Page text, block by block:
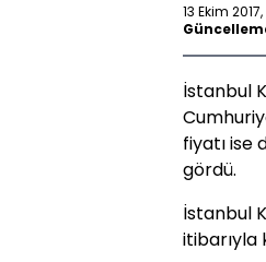
13 Ekim
İstanbul
fiyatı ise
gördü.
İstanbul
itibarıyla